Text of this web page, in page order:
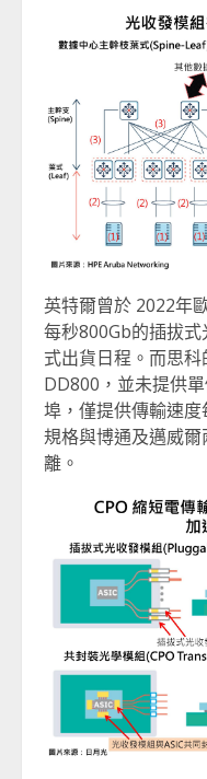
英特爾曾於 2022年
每秒800Gb的插拔
式出貨日程。而思科
DD800，並未提供
埠，僅提供傳輸速
規格與博通及邁威
離。